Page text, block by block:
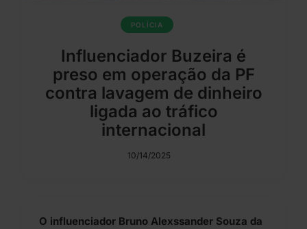
POLÍCIA
Influenciador Buzeira é
preso em operação da PF
contra lavagem de dinheiro
ligada ao tráfico
internacional
10/14/2025
O influenciador Bruno Alexssander Souza da